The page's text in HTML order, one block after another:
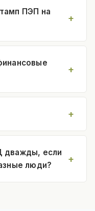
ПЭП на
дважды, если
люди?